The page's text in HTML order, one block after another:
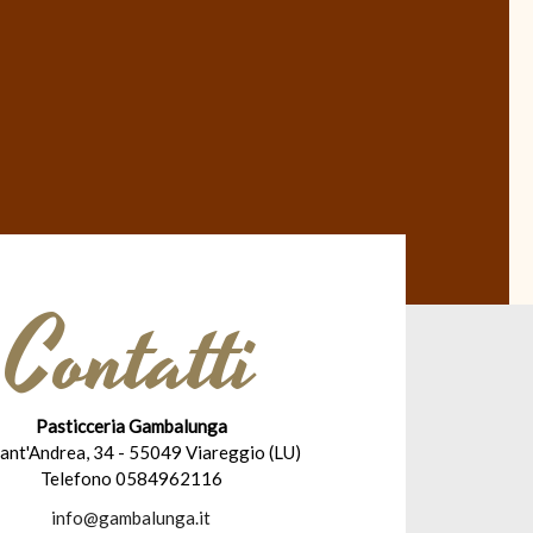
Contatti
Pasticceria Gambalunga
34 - 55049 Viareggio (LU)
Telefono 0584962116
info@gambalunga.it